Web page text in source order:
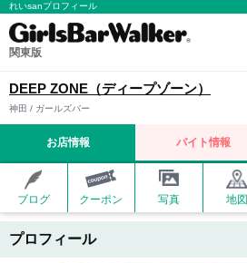
れいsanプロフィール
関東版
DEEP ZONE（ディープゾーン）
神田 / ガールズバー
お店情報 バイト情報
ブログ クーポン 写真 地図
プロフィール